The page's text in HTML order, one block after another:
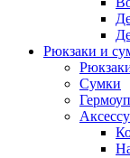
Рюкзаки и
Сумки